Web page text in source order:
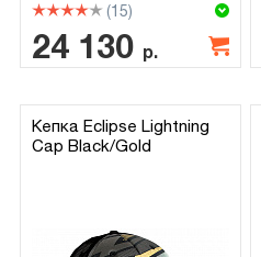
(15)
24 130 р.
Кепка Eclipse Lightning
Cap Black/Gold